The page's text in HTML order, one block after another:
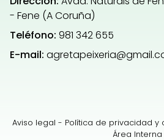
- Fene (A Coruña)
Teléfono: 981 342 655
E-mail:
Aviso legal - Política de privacidad y
Área Interna